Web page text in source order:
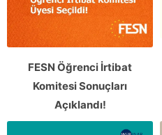
FESN Öğrenci İrtibat
Komitesi Sonuçları
Açıklandı!